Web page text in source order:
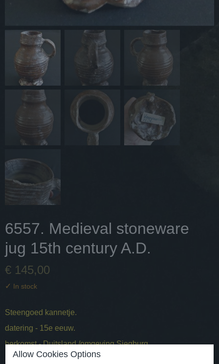
6557. Medieval stoneware
jug 15th century A.D.
€ 145,00
✓ In stock
Steengoed kannetje.
datering - 15e eeuw.
herkomst - Duitsland /omgeving Siegburg.
afmetingen - hoog 12.5 cm en diameter 7.5 cm
Allow Cookies Options